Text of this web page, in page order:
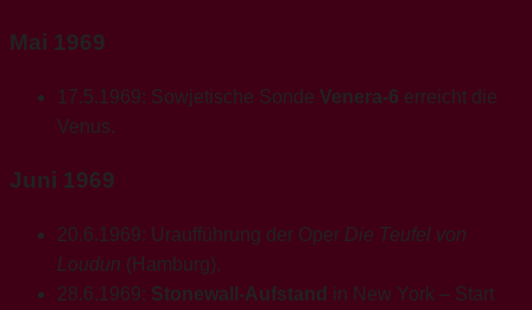
Mai 1969
17.5.1969: Sowjetische Sonde Venera-6 erreicht die
Venus.
Juni 1969
20.6.1969: Uraufführung der Oper Die Teufel von
Loudun (Hamburg).
28.6.1969: Stonewall-Aufstand in New York – Start